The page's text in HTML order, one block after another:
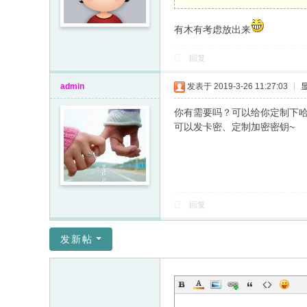
有木有考虑放出来
回复
admin 发表于 2019-3-26 11:27:03
你有需要吗？可以给你定制下哈
可以发卡密、定制加密密钥~
回复
发新帖